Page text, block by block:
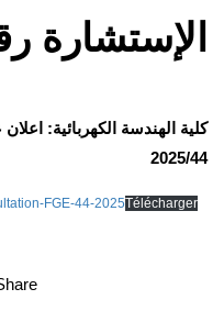
الإستشارة رقم
كلية الهندسة الكهربائية:
2025/44
FGE-44-2025Télécharger